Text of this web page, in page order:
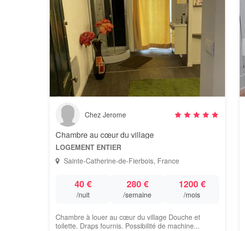
Chez Jerome
Chambre au cœur du village
LOGEMENT ENTIER
Sainte-Catherine-de-Fierbois, France
40 €
/nuit
280 €
/semaine
1200 €
/mois
Chambre à louer au cœur du village Douche et
toilette. Draps fournis. Possibilité de machine...